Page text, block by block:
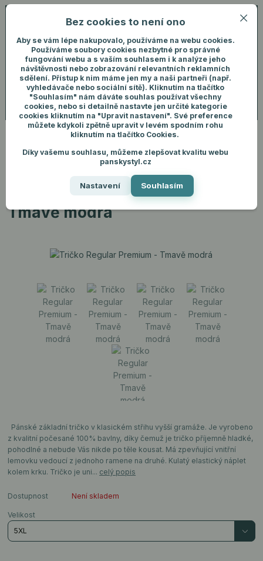
Menu
+420 731 292 460
Přihlášení
Hledat
ks
Úvod Pánské oblečení Trička
Tričko Regular Premium - Tmavě
Tričko Regular Premium -
Tmavě modrá
Pánské základní tričko v klasickém střihu vyšší gramáže. Je vyrobeno
z kvalitní počesané 100% bavlny, díky čemuž je tričko příjemně hladké,
pohodlné a nebude Vás nikde po těle kousat. Má zpevňující vnitřní
lemovku vedoucí z jednoho ramene na druhé. Kulatý elastický náplet
kolem krku. Tričko je uni... celý popis
Dostupnost Není skladem
Velikost
Bez cookies to není ono
Aby se vám lépe nakupovalo, používáme na webu cookies.
Používáme soubory cookies nezbytné pro správné
fungování webu a s vaším souhlasem i k analýze jeho
návštěvnosti nebo zobrazování relevantních reklamních
sdělení. Přístup k nim máme jen my a naši partneři (např.
vyhledávače nebo sociální sítě). Kliknutím na tlačítko
"Souhlasím" nám dáváte souhlas používat všechny
cookies, nebo si detailně nastavte jen určité kategorie
cookies kliknutím na "Upravit nastavení". Své preference
můžete kdykoli zpětně upravit v levém spodním rohu
kliknutím na tlačítko Cookies.
Díky vašemu souhlasu, můžeme zlepšovat kvalitu webu
panskystyl.cz
Nastavení Souhlasím